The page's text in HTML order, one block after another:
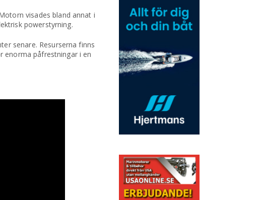
visades bland annat i
powerstyrning.
senare. Resurserna finns
enorma påfrestningar i en